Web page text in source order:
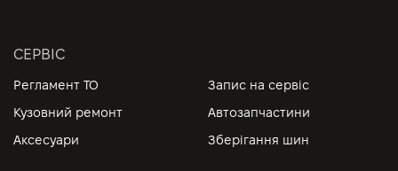
СЕРВІС
Регламент ТО
Запис на сервіс
Кузовний ремонт
Автозапчастини
Аксесуари
Зберігання шин